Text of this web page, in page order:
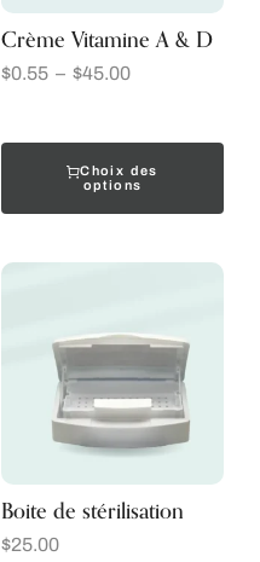
Crème Vitamine A & D
$0.55 – $45.00
Choix des
options
Boite de stérilisation
$25.00